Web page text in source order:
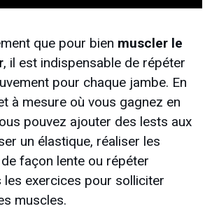
que pour bien muscler le
, il est indispensable de répéter
pour chaque jambe. En
à mesure où vous gagnez en
pouvez ajouter des lests aux
un élastique, réaliser les
façon lente ou répéter
exercices pour solliciter
muscles.